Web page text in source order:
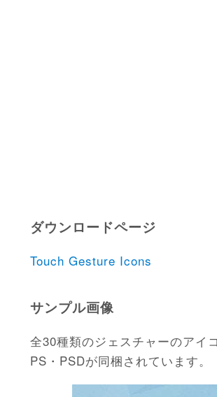
ダウンロードページ
Touch Gesture Icons
サンプル画像
全30種類のジェスチャーのアイ
PS・PSDが同梱されています。